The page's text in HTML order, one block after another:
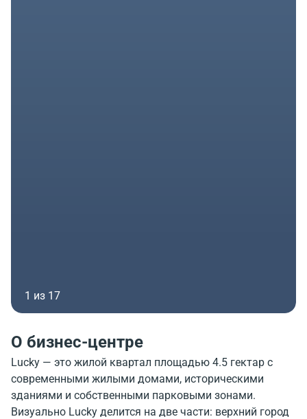
1 из 17
О бизнес-центре
Lucky — это жилой квартал площадью 4.5 гектар с
современными жилыми домами, историческими
зданиями и собственными парковыми зонами.
Визуально Lucky делится на две части: верхний город